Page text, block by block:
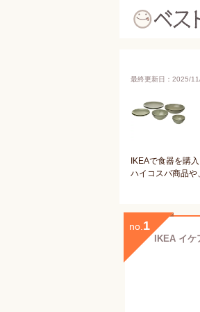
最終更新日：2025/
IKEAで食器を購
ハイコスパ商品や
no. 1